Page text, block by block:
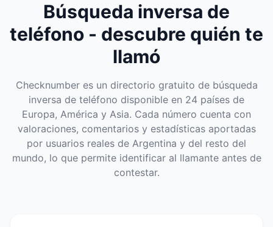
Búsqueda inversa de
teléfono - descubre quién te
llamó
Checknumber es un directorio gratuito de búsqueda
inversa de teléfono disponible en 24 países de
Europa, América y Asia. Cada número cuenta con
valoraciones, comentarios y estadísticas aportadas
por usuarios reales de Argentina y del resto del
mundo, lo que permite identificar al llamante antes de
contestar.